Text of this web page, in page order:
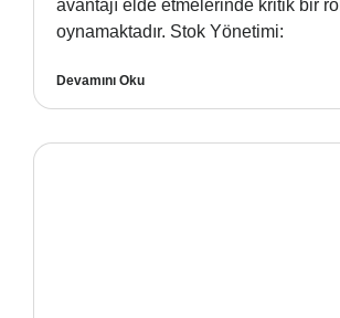
avantajı elde etmelerinde kritik bir rol
oynamaktadır. Stok Yönetimi:
Devamını Oku